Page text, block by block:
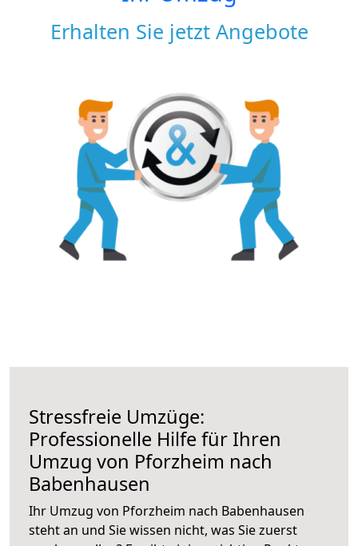
Erhalten Sie jetzt Angebote
Stressfreie Umzüge:
Professionelle Hilfe für Ihren
Umzug von Pforzheim nach
Babenhausen
Ihr Umzug von Pforzheim nach Babenhausen
steht an und Sie wissen nicht, was Sie zuerst